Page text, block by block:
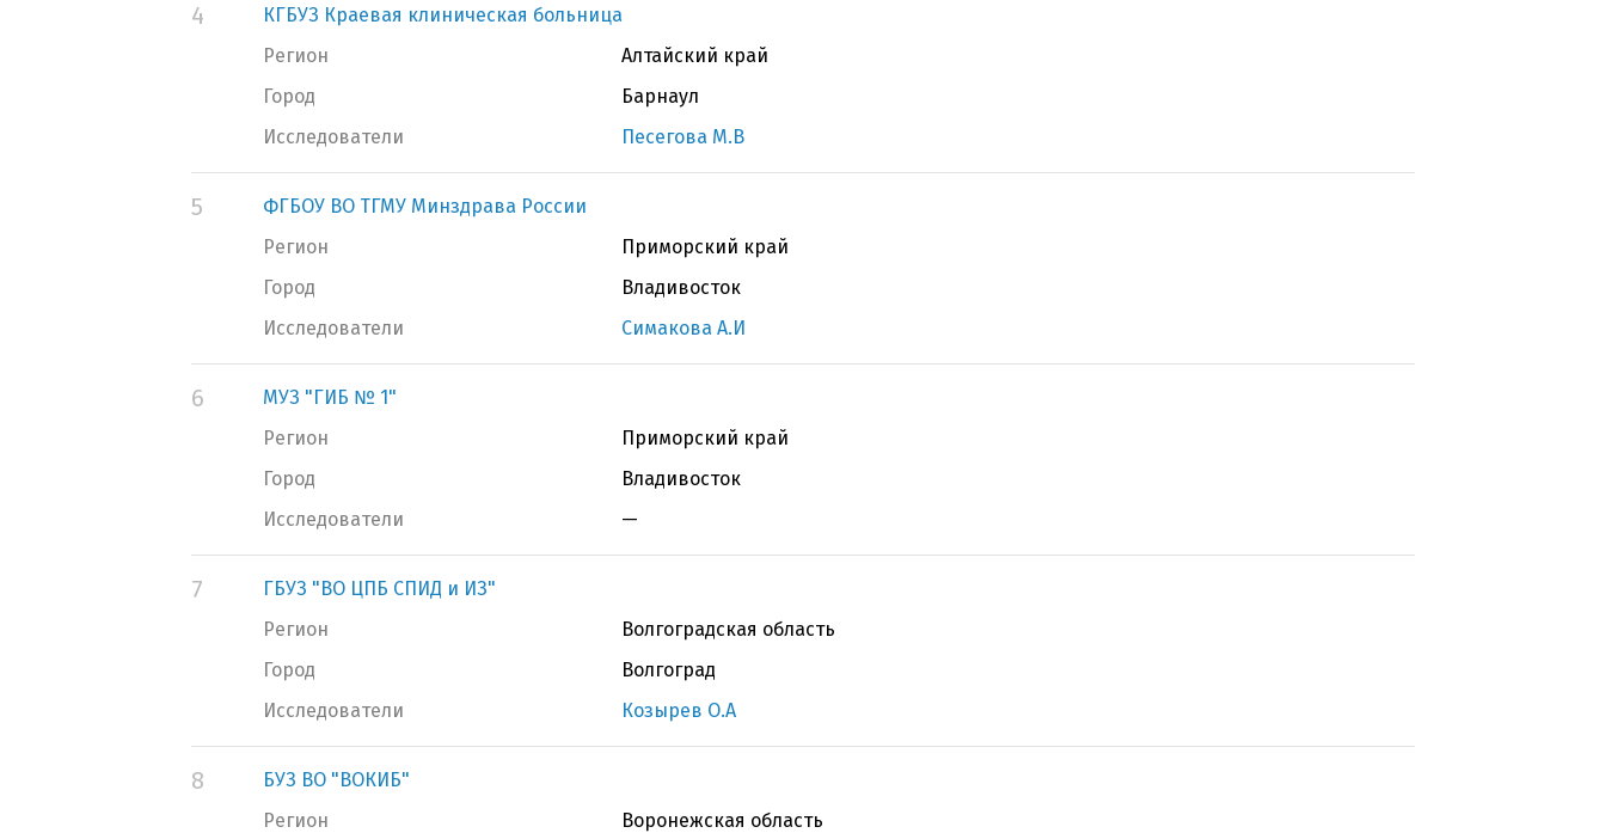
4
КГБУЗ Краевая клиническая больница
Регион
Алтайский край
Город
Барнаул
Исследователи
Песегова М.В
5
ФГБОУ ВО ТГМУ Минздрава России
Регион
Приморский край
Город
Владивосток
Исследователи
Симакова А.И
6
МУЗ "ГИБ № 1"
Регион
Приморский край
Город
Владивосток
Исследователи
—
7
ГБУЗ "ВО ЦПБ СПИД и ИЗ"
Регион
Волгоградская область
Город
Волгоград
Исследователи
Козырев О.А
8
БУЗ ВО "ВОКИБ"
Регион
Воронежская область